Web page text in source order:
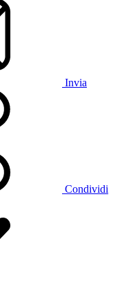
Invia
Condividi